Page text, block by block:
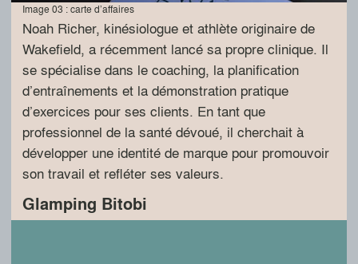
Image 03 : carte d’affaires
Noah Richer, kinésiologue et athlète originaire de
Wakefield, a récemment lancé sa propre clinique. Il
se spécialise dans le coaching, la planification
d’entraînements et la démonstration pratique
d’exercices pour ses clients. En tant que
professionnel de la santé dévoué, il cherchait à
développer une identité de marque pour promouvoir
son travail et refléter ses valeurs.
Glamping Bitobi